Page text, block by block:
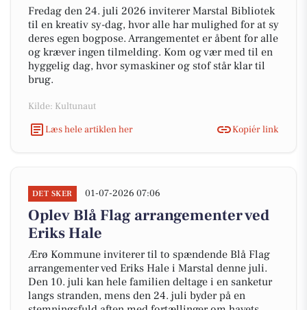
Fredag den 24. juli 2026 inviterer Marstal Bibliotek
til en kreativ sy-dag, hvor alle har mulighed for at sy
deres egen bogpose. Arrangementet er åbent for alle
og kræver ingen tilmelding. Kom og vær med til en
hyggelig dag, hvor symaskiner og stof står klar til
brug.
Kilde: Kultunaut
Læs hele artiklen her
Kopiér link
DET SKER 01-07-2026 07:06
Oplev Blå Flag arrangementer ved
Eriks Hale
Ærø Kommune inviterer til to spændende Blå Flag
arrangementer ved Eriks Hale i Marstal denne juli.
Den 10. juli kan hele familien deltage i en sanketur
langs stranden, mens den 24. juli byder på en